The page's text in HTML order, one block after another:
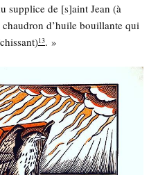
sup­plice de [s]aint Jean (à
d’huile bouillante qui
13. »